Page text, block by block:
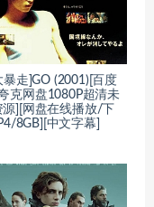
暴走]GO (2001)[百度
克网盘1080P超清未
源][网盘在线播放/下
8GB][中文字幕]